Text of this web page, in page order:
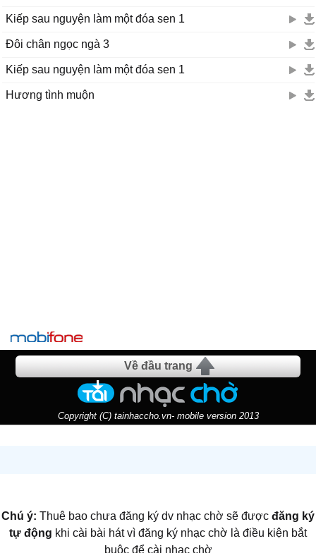
Kiếp sau nguyện làm một đóa sen 1
Đôi chân ngọc ngà 3
Kiếp sau nguyện làm một đóa sen 1
Hương tình muộn
Về đầu trang
Copyright (C) tainhaccho.vn- mobile version 2013
Chú ý: Thuê bao chưa đăng ký dv nhạc chờ sẽ được đăng ký
tự động khi cài bài hát vì đăng ký nhạc chờ là điều kiện bắt
buộc để cài nhạc chờ